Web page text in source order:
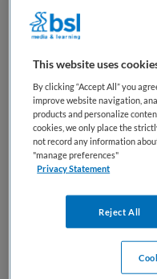
1 vacature gevonden
Begeleider of
Lichtboog
Reinier van Arkel,
This website uses
By clicking “Accept All” you
improve website navigation,
products and personalize
cookies, we only place the
not record any information
"manage preferences"
Privacy Statement
Reject All